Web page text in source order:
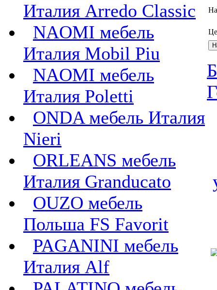
Италия Arredo Classic
NAOMI мебель
Италия Mobil Piu
NAOMI мебель
Италия Poletti
ONDA мебель Италия
Nieri
ORLEANS мебель
Италия Granducato
OUZO мебель
Польша FS Favorit
PAGANINI мебель
Италия Alf